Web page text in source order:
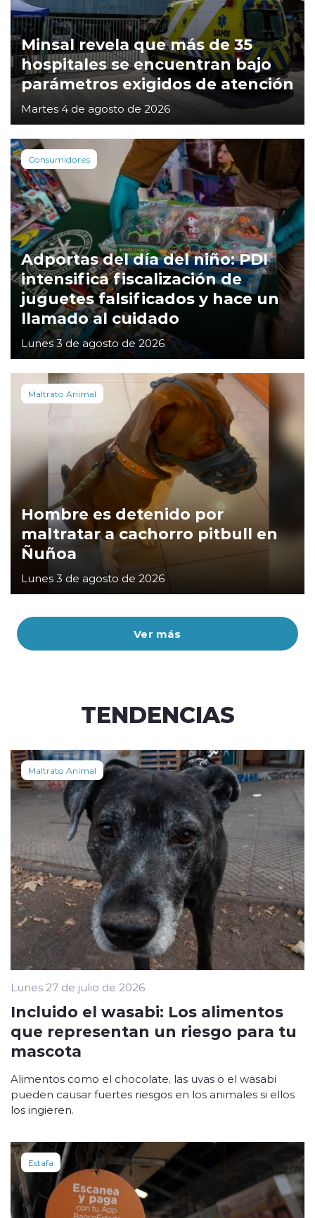
Ver más
Minsal revela que más de 35
hospitales se encuentran bajo
parámetros exigidos de atención
Martes 4 de agosto de 2026
Consumidores
Adportas del día del niño: PDI
intensifica fiscalización de
juguetes falsificados y hace un
llamado al cuidado
Lunes 3 de agosto de 2026
Maltrato Animal
Hombre es detenido por
maltratar a cachorro pitbull en
Ñuñoa
Lunes 3 de agosto de 2026
TENDENCIAS
Maltrato Animal
Lunes 27 de julio de 2026
Incluido el wasabi: Los alimentos
que representan un riesgo para tu
mascota
Alimentos como el chocolate, las uvas o el wasabi
pueden causar fuertes riesgos en los animales si ellos
los ingieren.
Estafa